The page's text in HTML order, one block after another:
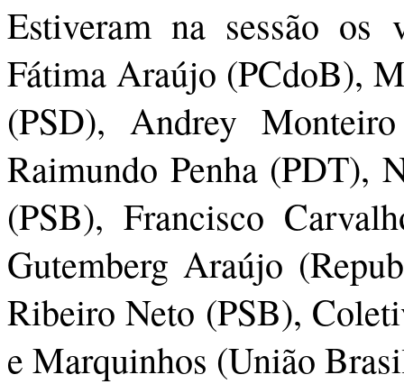
Estiveram na sessão os
Fátima Araújo (PCdoB),
(PSD), Andrey
Raimundo Penha (PDT),
(PSB), Francisco
Gutemberg Araújo
Ribeiro Neto (PSB),
e Marquinhos (União